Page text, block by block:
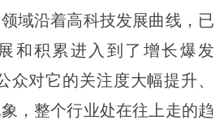
域沿着高科技发展曲线，已
和积累进入到了增长爆发
众对它的关注度大幅提升、
，整个行业处在往上走的趋